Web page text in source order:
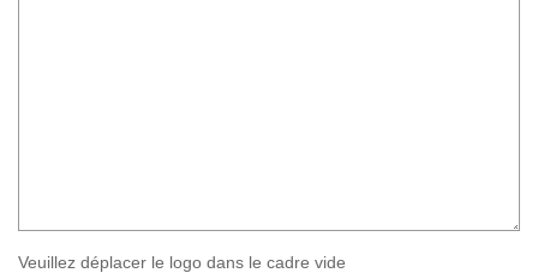
Veuillez déplacer le logo dans le cadre vide